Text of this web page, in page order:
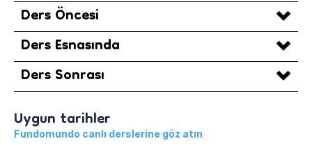
Ders Öncesi
Ders Esnasında
Ders Sonrası
Uygun tarihler
Fundomundo canlı derslerine göz atın